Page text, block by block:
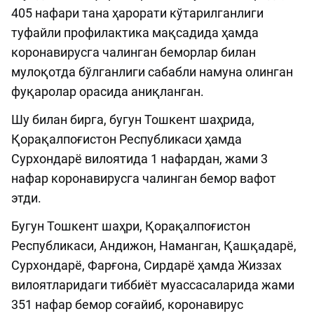
405 нафари тана ҳарорати кўтарилганлиги
туфайли профилактика мақсадида ҳамда
коронавирусга чалинган беморлар билан
мулоқотда бўлганлиги сабабли намуна олинган
фуқаролар орасида аниқланган.
Шу билан бирга, бугун Тошкент шаҳрида,
Қорақалпоғистон Республикаси ҳамда
Сурхондарё вилоятида 1 нафардан, жами 3
нафар коронавирусга чалинган бемор вафот
этди.
Бугун Тошкент шаҳри, Қорақалпоғистон
Республикаси, Андижон, Наманган, Қашқадарё,
Сурхондарё, Фарғона, Сирдарё ҳамда Жиззах
вилоятларидаги тиббиёт муассасаларида жами
351 нафар бемор соғайиб, коронавирус